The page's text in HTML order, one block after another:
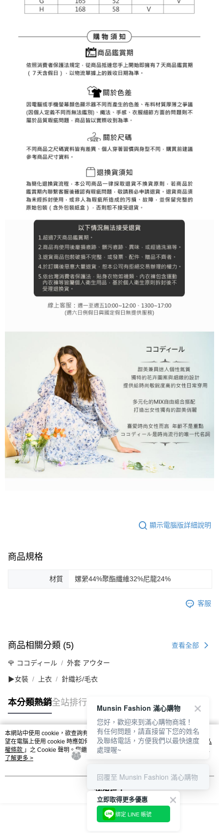
顯示電腦版詳細說明
商品規格
材質 嫘縈44%聚酯纖維32%尼龍24%
客服
商品相關分類 (5) 查看全部
🌹 ココディール 外套 アウター
▶女裝 上衣 針織衫/毛衣
本分類熱銷全站排行
熱門標籤
本網站中使用 cookie，欲查詢有關本網站使用 cookie 方式之詳情，及若您不希
望在電腦上使用 cookie 時應如何變更電腦的 cookie 設定，請參閱本網站「
隱私
權條款 」之 Cookie 聲明。您繼續使用本網站即表示您同意本公司得按本網站使
用條款之 Cookie 聲明使用 cookie。
了解更多 >
我知道了
Munsin Fashion 滿心購物
您好，歡迎來到滿心購物商城！
有任何問題，請直接留下您的姓名
及聯絡電話，方便我們以最快速度
處理喔~
回覆至 Munsin Fashion 滿心購物
立即取得更多優惠
綁定 LINE 帳號